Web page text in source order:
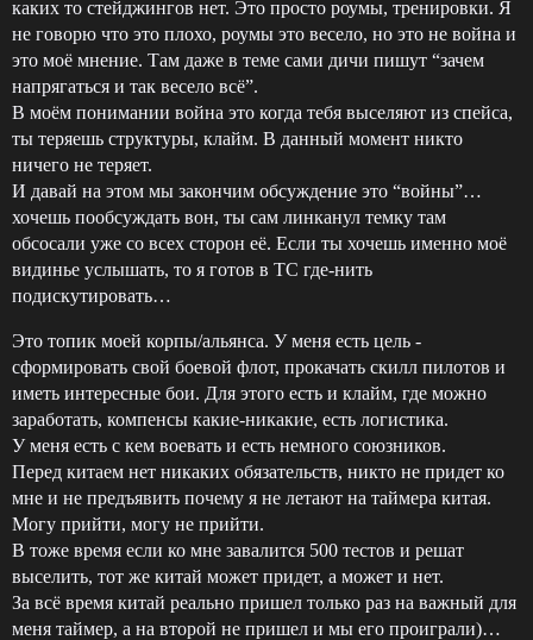
каких то стейджингов нет. Это просто роумы, тренировки. Я
не говорю что это плохо, роумы это весело, но это не война и
это моё мнение. Там даже в теме сами дичи пишут “зачем
напрягаться и так весело всё”.
В моём понимании война это когда тебя выселяют из спейса,
ты теряешь структуры, клайм. В данный момент никто
ничего не теряет.
И давай на этом мы закончим обсуждение это “войны”…
хочешь пообсуждать вон, ты сам линканул темку там
обсосали уже со всех сторон её. Если ты хочешь именно моё
видинье услышать, то я готов в ТС где-нить
подискутировать…
Это топик моей корпы/альянса. У меня есть цель -
сформировать свой боевой флот, прокачать скилл пилотов и
иметь интересные бои. Для этого есть и клайм, где можно
заработать, компенсы какие-никакие, есть логистика.
У меня есть с кем воевать и есть немного союзников.
Перед китаем нет никаких обязательств, никто не придет ко
мне и не предъявить почему я не летают на таймера китая.
Могу прийти, могу не прийти.
В тоже время если ко мне завалится 500 тестов и решат
выселить, тот же китай может придет, а может и нет.
За всё время китай реально пришел только раз на важный для
меня таймер, а на второй не пришел и мы его проиграли)…